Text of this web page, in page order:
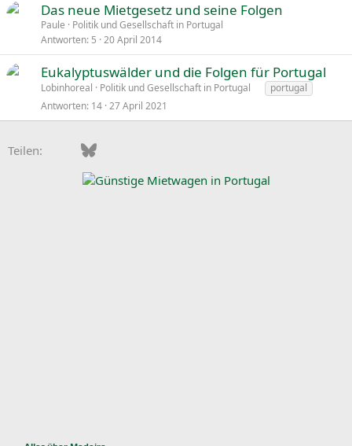
Das neue Mietgesetz und seine Folgen
Paule
Politik und Gesellschaft in Portugal
Antworten 5 20 April 2014
Eukalyptuswälder und die Folgen für Portugal
Lobinhoreal Politik und Gesellschaft in Portugal
portugal
Antworten 14 27 April 2021
Teilen: FacebookBluesky